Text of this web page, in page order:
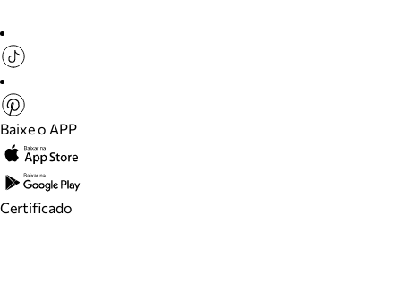
Baixe o APP
Certificado